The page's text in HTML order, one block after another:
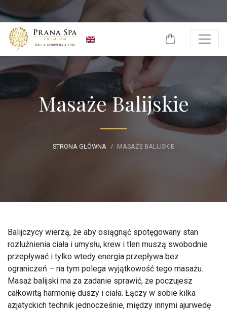
Masaże Balijskie
STRONA GŁÓWNA MASAŻE BALIJSKIE
Balijczycy wierzą, że aby osiągnąć spotęgowany stan
rozluźnienia ciała i umysłu, krew i tlen muszą swobodnie
przepływać i tylko wtedy energia przepływa bez
ograniczeń – na tym polega wyjątkowość tego masażu.
Masaż balijski ma za zadanie sprawić, że poczujesz
całkowitą harmonię duszy i ciała. Łączy w sobie kilka
azjatyckich technik jednocześnie, między innymi ajurwedę